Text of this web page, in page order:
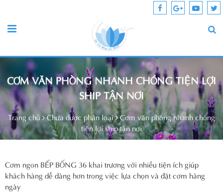
CƠM VĂN PHÒNG NHANH CHÓNG TIỆN LỢI
SHIP TẬN NƠI
Trang chủ Chưa được phân loại Cơm văn phòng nhanh chóng
tiện lợi ship tận nơi
Cơm ngon BẾP BỐNG 36 khai trương với nhiều tiện ích giúp
khách hàng dễ dàng hơn trong việc lựa chọn và đặt cơm hàng
ngày